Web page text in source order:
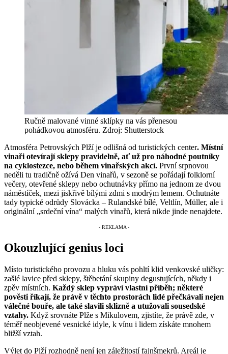
Ručně malované vinné sklípky na vás přenesou
pohádkovou atmosféru. Zdroj: Shutterstock
Atmosféra Petrovských Plží je odlišná od turistických center. Místní
vinaři otevírají sklepy pravidelně, ať už pro náhodné poutníky
na cyklostezce, nebo během vinařských akcí. První srpnovou
neděli tu tradičně ožívá Den vinařů, v sezoně se pořádají folklorní
večery, otevřené sklepy nebo ochutnávky přímo na jednom ze dvou
náměstíček, mezi jiskřivě bílými zdmi s modrým lemem. Ochutnáte
tady typické odrůdy Slovácka – Rulandské bílé, Veltlín, Müller, ale i
originální „srdeční vína“ malých vinařů, která nikde jinde nenajdete.
Okouzlující genius loci
Místo turistického provozu a hluku vás pohltí klid venkovské uličky:
zašlé lavice před sklepy, štěbetání skupiny degustujících, někdy i
zpěv místních. Každý sklep vypráví vlastní příběh; některé
pověsti říkají, že právě v těchto prostorách lidé přečkávali nejen
válečné bouře, ale také slavili sklizně a utužovali sousedské
vztahy. Když srovnáte Plže s Mikulovem, zjistíte, že právě zde, v
téměř neobjevené vesnické idyle, k vínu i lidem získáte mnohem
bližší vztah.
Výlet do Plží rozhodně není jen záležitostí fajnšmekrů. Areál je